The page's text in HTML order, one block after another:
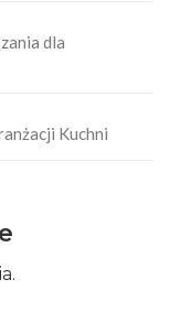
dla
Kuchni